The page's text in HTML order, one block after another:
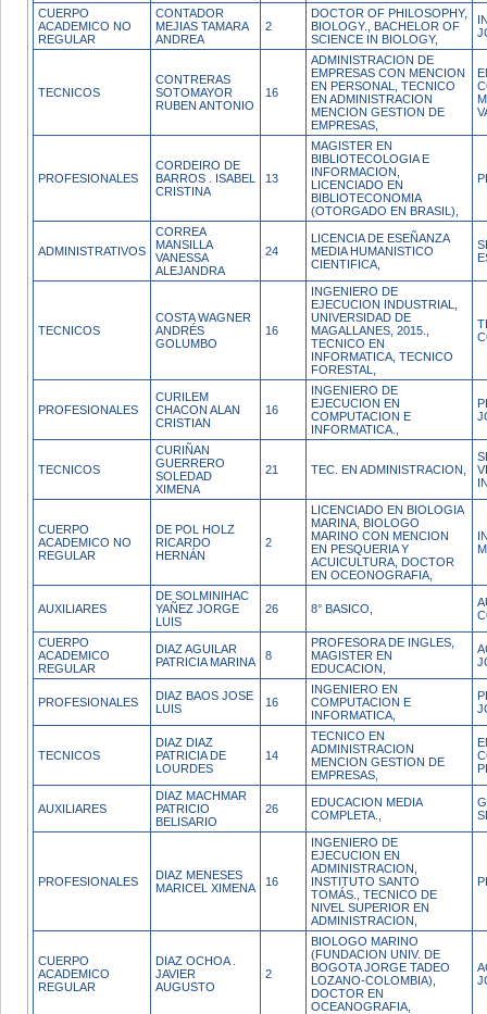
CUERPO
ACADEMICO NO
REGULAR
CONTADOR
MEJIAS TAMARA
ANDREA
2
DOCTOR OF PHILOSOPHY,
BIOLOGY., BACHELOR OF
SCIENCE IN BIOLOGY,
TECNICOS
CONTRERAS
SOTOMAYOR
RUBEN ANTONIO
16
ADMINISTRACION DE
EMPRESAS CON MENCION
EN PERSONAL, TECNICO
EN ADMINISTRACION
MENCION GESTION DE
EMPRESAS,
PROFESIONALES
CORDEIRO DE
BARROS . ISABEL
CRISTINA
13
MAGISTER EN
BIBLIOTECOLOGIA E
INFORMACION,
LICENCIADO EN
BIBLIOTECONOMIA
(OTORGADO EN BRASIL),
ADMINISTRATIVOS
CORREA
MANSILLA
VANESSA
ALEJANDRA
24
LICENCIA DE ESEÑANZA
MEDIA HUMANISTICO
CIENTIFICA,
TECNICOS
COSTA WAGNER
ANDRÉS
GOLUMBO
16
INGENIERO DE
EJECUCION INDUSTRIAL,
UNIVERSIDAD DE
MAGALLANES, 2015.,
TECNICO EN
INFORMATICA, TECNICO
FORESTAL,
PROFESIONALES
CURILEM
CHACON ALAN
CRISTIAN
16
INGENIERO DE
EJECUCION EN
COMPUTACION E
INFORMATICA.,
TECNICOS
CURIÑAN
GUERRERO
SOLEDAD
XIMENA
21 TEC. EN ADMINISTRACION,
CUERPO
ACADEMICO NO
REGULAR
DE POL HOLZ
RICARDO
HERNÁN
2
LICENCIADO EN BIOLOGIA
MARINA, BIOLOGO
MARINO CON MENCION
EN PESQUERIA Y
ACUICULTURA, DOCTOR
EN OCEONOGRAFIA,
AUXILIARES
DE SOLMINIHAC
YAÑEZ JORGE
LUIS
26 8° BASICO,
CUERPO
ACADEMICO
REGULAR
DIAZ AGUILAR
PATRICIA MARINA
8
PROFESORA DE INGLES,
MAGISTER EN
EDUCACION,
PROFESIONALES
DIAZ BAOS JOSE
LUIS
16
INGENIERO EN
COMPUTACION E
INFORMATICA,
TECNICOS
DIAZ DIAZ
PATRICIA DE
LOURDES
14
TECNICO EN
ADMINISTRACION
MENCION GESTION DE
EMPRESAS,
AUXILIARES
DIAZ MACHMAR
PATRICIO
BELISARIO
26
EDUCACION MEDIA
COMPLETA.,
PROFESIONALES
DIAZ MENESES
MARICEL XIMENA
16
INGENIERO DE
EJECUCION EN
ADMINISTRACION,
INSTITUTO SANTO
TOMÁS., TECNICO DE
NIVEL SUPERIOR EN
ADMINISTRACION,
CUERPO
ACADEMICO
REGULAR
DIAZ OCHOA .
JAVIER
AUGUSTO
2
BIOLOGO MARINO
(FUNDACION UNIV. DE
BOGOTA JORGE TADEO
LOZANO-COLOMBIA),
DOCTOR EN
OCEANOGRAFIA,